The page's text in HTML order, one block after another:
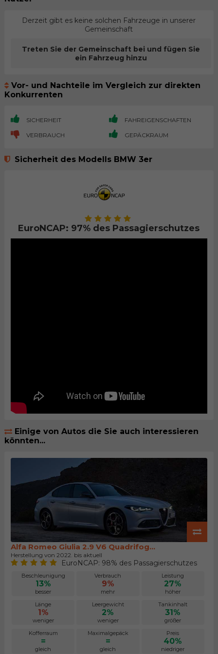
Derzeit gibt es keine solchen Fahrzeuge in unserer
Gemeinschaft
Treten Sie der Gemeinschaft bei und fügen Sie
ein Fahrzeug hinzu
Vor- und Nachteile im Vergleich zur direkten
Konkurrenten
SICHERHEIT FAHREIGENSCHAFTEN
VERBRAUCH GEPÄCKRAUM
Sicherheit des Modells BMW 3er
EuroNCAP: 97% des Passagierschutzes
Einige von Autos die Sie auch interessieren
könnten...
Alfa Romeo Giulia 2.9 V6 Quadrifog...
Herstellung von 2022. bis aktuell
EuroNCAP: 98% des Passagierschutzes
Beschleunigung
13%
besser
Verbrauch
9%
mehr
Leistung
27%
höher
Länge
1%
weniger
Leergewicht
2%
weniger
Tankinhalt
31%
größer
Kofferraum
=
gleich
Maximalgepäck
=
gleich
Preis
40%
niedriger